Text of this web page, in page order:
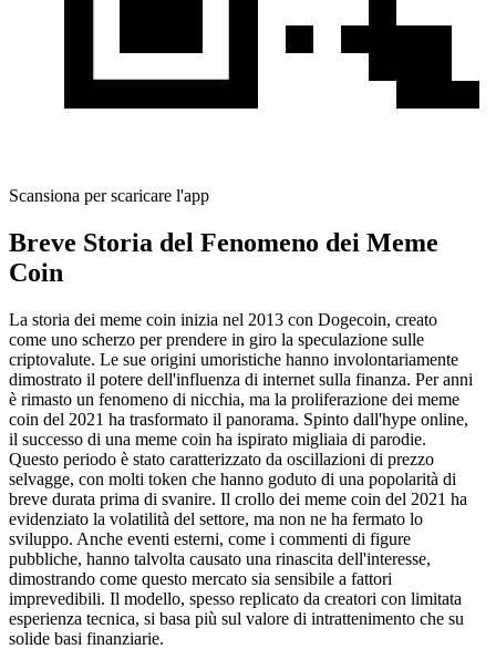
Scansiona per scaricare l'app
Breve Storia del Fenomeno dei Meme
Coin
La storia dei meme coin inizia nel 2013 con Dogecoin, creato
come uno scherzo per prendere in giro la speculazione sulle
criptovalute. Le sue origini umoristiche hanno involontariamente
dimostrato il potere dell'influenza di internet sulla finanza. Per anni
è rimasto un fenomeno di nicchia, ma la proliferazione dei meme
coin del 2021 ha trasformato il panorama. Spinto dall'hype online,
il successo di una meme coin ha ispirato migliaia di parodie.
Questo periodo è stato caratterizzato da oscillazioni di prezzo
selvagge, con molti token che hanno goduto di una popolarità di
breve durata prima di svanire. Il crollo dei meme coin del 2021 ha
evidenziato la volatilità del settore, ma non ne ha fermato lo
sviluppo. Anche eventi esterni, come i commenti di figure
pubbliche, hanno talvolta causato una rinascita dell'interesse,
dimostrando come questo mercato sia sensibile a fattori
imprevedibili. Il modello, spesso replicato da creatori con limitata
esperienza tecnica, si basa più sul valore di intrattenimento che su
solide basi finanziarie.